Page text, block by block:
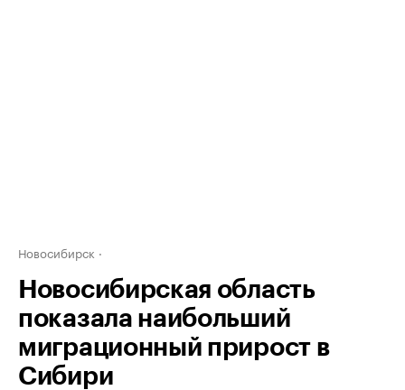
Новосибирск
Новосибирская область
показала наибольший
миграционный прирост в
Сибири